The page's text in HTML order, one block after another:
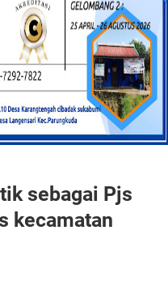
sebagai Pjs
kecamatan